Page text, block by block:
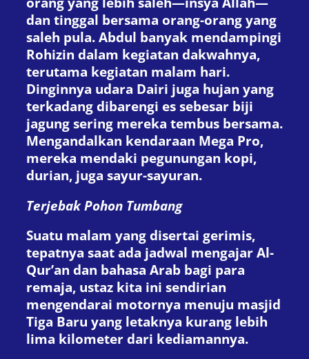
dan tinggal bersama orang-orang yang
saleh pula. Abdul banyak mendampingi
Rohizin dalam kegiatan dakwahnya,
terutama kegiatan malam hari.
Dinginnya udara Dairi juga hujan yang
terkadang dibarengi es sebesar biji
jagung sering mereka tembus bersama.
Mengandalkan kendaraan Mega Pro,
mereka mendaki pegunungan kopi,
durian, juga sayur-sayuran.
TerjebakPohon Tumbang
Suatu malam yang disertai gerimis,
tepatnya saat ada jadwal mengajar Al-
Qur’an dan bahasa Arab bagi para
remaja, ustaz kita ini sendirian
mengendarai motornya menuju masjid
Tiga Baru yang letaknya kurang lebih
lima kilometer dari kediamannya.